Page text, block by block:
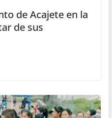
de Acajete en la
de sus